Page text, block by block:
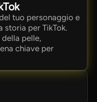
tuo personaggio e
storia per TikTok.
pelle,
chiave per